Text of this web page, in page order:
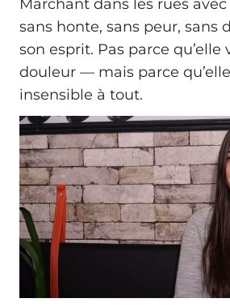
Marchant dans les rues
sans honte, sans peur, sans
son esprit. Pas parce qu’elle
douleur — mais parce
insensible à tout.